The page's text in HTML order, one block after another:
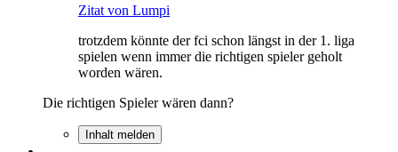
Zitat von Lumpi
trotzdem könnte der fci schon längst in der 1. liga
spielen wenn immer die richtigen spieler geholt
worden wären.
Die richtigen Spieler wären dann?
Inhalt melden